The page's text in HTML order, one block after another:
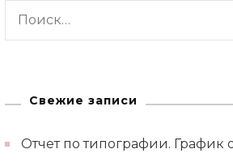
Найти:
Свежие записи
Отчет по типографии. График